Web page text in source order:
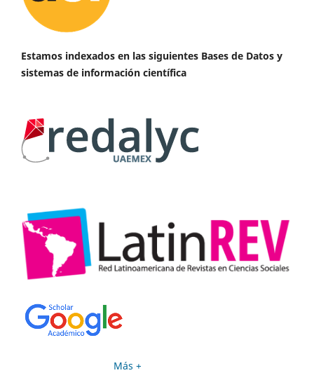
Estamos indexados en las siguientes Bases de Datos y
sistemas de información científica
Más +